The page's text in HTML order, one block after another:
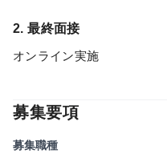
2. 最終面接
オンライン実施
募集要項
募集職種